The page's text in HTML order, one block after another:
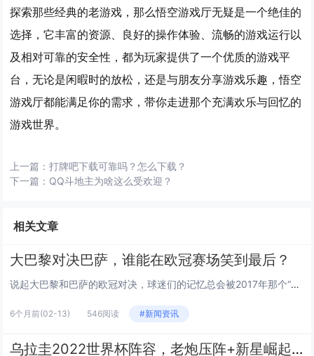
探索那些经典的老游戏，那么悟空游戏厅无疑是一个绝佳的
选择，它丰富的资源、良好的操作体验、流畅的游戏运行以
及相对可靠的安全性，都为玩家提供了一个优质的游戏平
台，无论是闲暇时的放松，还是与朋友分享游戏乐趣，悟空
游戏厅都能满足你的需求，带你走进那个充满欢乐与回忆的
游戏世界。
上一篇：打牌吧下载可靠吗？怎么下载？
下一篇： QQ斗地主为啥这么受欢迎？
相关文章
大巴黎对决巴萨，谁能在欧冠赛场笑到最后？
说起大巴黎和巴萨的欧冠对决，球迷们的记忆总会被2017年那个“诺坎普奇迹”拉回——巴萨6-1逆转巴黎，把足球的戏剧性拉满...
6个月前(02-13) 546阅读 #新闻资讯
乌拉圭2022世界杯阵容，老炮压阵+新星崛起，能否续写荣光？